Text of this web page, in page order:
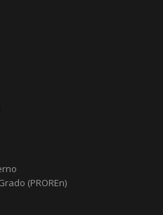
(PROREn)